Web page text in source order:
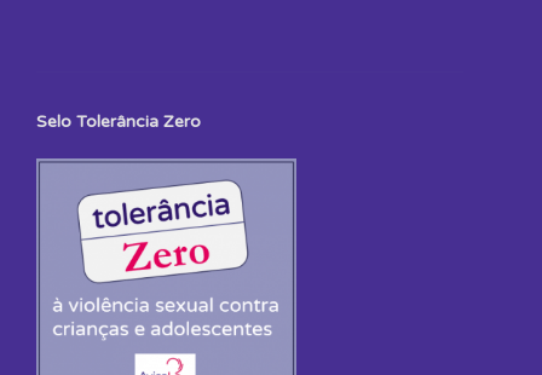
Selo Tolerância Zero